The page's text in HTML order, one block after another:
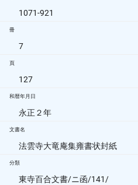
1071-921
冊
7
頁
127
和暦年月日
永正２年
文書名
法雲寺大竜庵集雍書状封紙
分類
東寺百合文書/ニ函/141/